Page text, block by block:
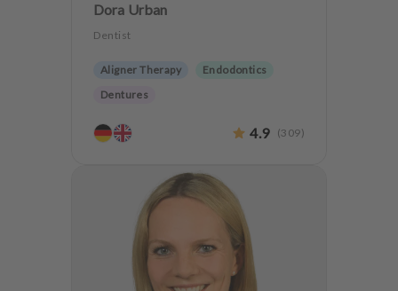
Dora Urban
Dentist
Aligner Therapy
Endodontics
Dentures
4.9 (309)